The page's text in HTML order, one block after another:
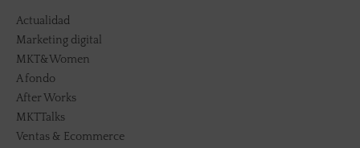
Actualidad
Marketing digital
MKT&Women
A fondo
After Works
MKTTalks
Ventas & Ecommerce